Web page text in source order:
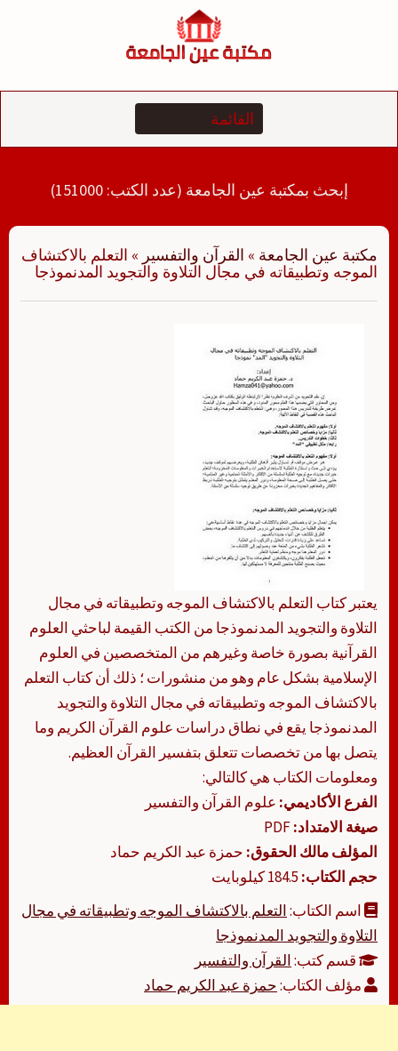
إبحث بمكتبة عين الجامعة (عدد الكتب: 151000)
مكتبة عين الجامعة » القرآن والتفسير » التعلم بالاكتشاف
الموجه وتطبيقاته في مجال التلاوة والتجويد المدنموذجا
يعتبر كتاب التعلم بالاكتشاف الموجه وتطبيقاته في مجال
التلاوة والتجويد المدنموذجا من الكتب القيمة لباحثي العلوم
القرآنية بصورة خاصة وغيرهم من المتخصصين في العلوم
الإسلامية بشكل عام وهو من منشورات ؛ ذلك أن كتاب التعلم
بالاكتشاف الموجه وتطبيقاته في مجال التلاوة والتجويد
المدنموذجا يقع في نطاق دراسات علوم القرآن الكريم وما
يتصل بها من تخصصات تتعلق بتفسير القرآن العظيم.
ومعلومات الكتاب هي كالتالي:
الفرع الأكاديمي: علوم القرآن والتفسير
صيغة الامتداد:
المؤلف مالك الحقوق: حمزة عبد الكريم حماد
حجم الكتاب:
اسم الكتاب:التعلم بالاكتشاف الموجه وتطبيقاته في مجال
التلاوة والتجويد المدنموذجا
قسم كتب:القرآن والتفسير
مؤلف الكتاب:حمزة عبد الكريم حماد